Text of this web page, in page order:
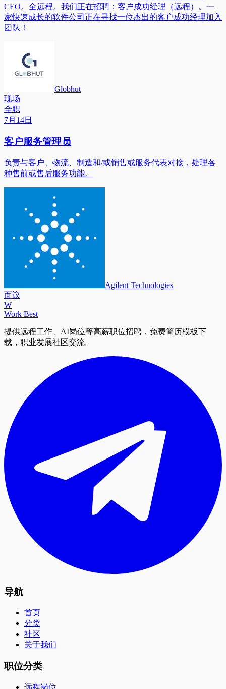
CEO。全远程。我们正在招聘：客户成功经理（远程）。一
家快速成长的软件公司正在寻找一位杰出的客户成功经理加入
团队！
Globhut
现场
全职
7月14日
客户服务管理员
负责与客户、物流、制造和/或销售或服务代表对接，处理各
种售前或售后服务功能。
Agilent Technologies
面议
W
Work Best
提供远程工作、AI岗位等高薪职位招聘，免费简历模板下
载，职业发展社区交流。
导航
首页
分类
社区
关于我们
职位分类
远程岗位